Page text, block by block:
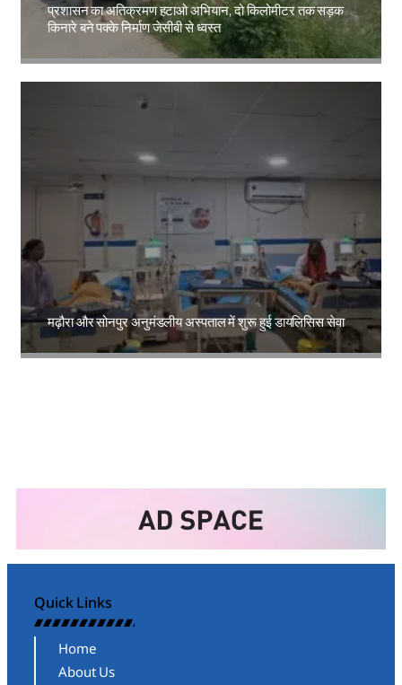
प्रशासन का अतिक्रमण हटाओ अभियान, दो किलोमीटर तक सड़क
किनारे बने पक्के निर्माण जेसीबी से ध्वस्त
मढ़ौरा और सोनपुर अनुमंडलीय अस्पताल में शुरू हुई डायलिसिस सेवा
Amit Lekh
Quick Links
Home
About Us